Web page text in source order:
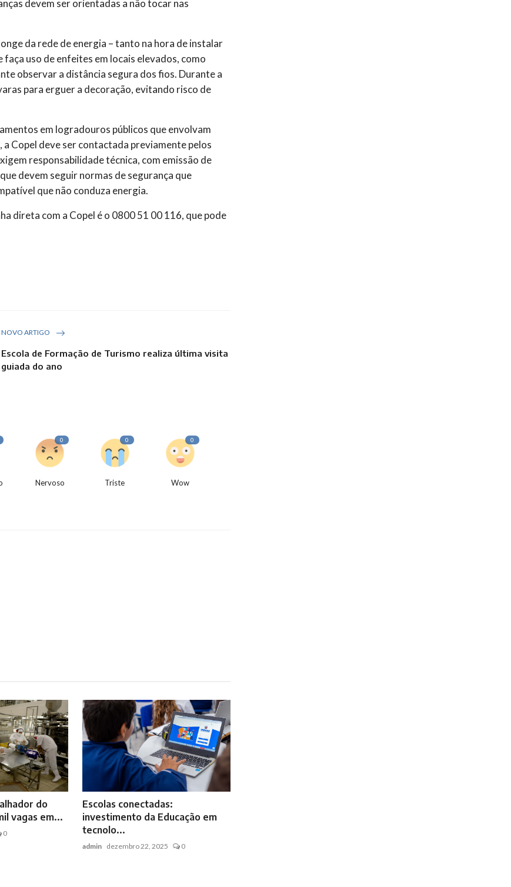
devem ser orientadas a não tocar nas
da rede de energia – tanto na hora de instalar
uso de enfeites em locais elevados, como
observar a distância segura dos fios. Durante a
para erguer a decoração, evitando risco de
em logradouros públicos que envolvam
Copel deve ser contactada previamente pelos
responsabilidade técnica, com emissão de
devem seguir normas de segurança que
que não conduza energia.
direta com a Copel é o 0800 51 00 116, que pode
NOVO ARTIGO
Escola de Formação de Turismo realiza última visita
guiada do ano
0
Nervoso
0
Triste
0
Wow
do
vagas em...
0
Escolas conectadas:
investimento da Educação em
tecnolo...
admin dezembro 22, 2025 0